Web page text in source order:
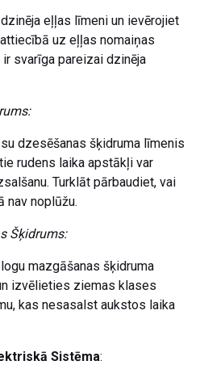
eļļas līmeni un ievērojiet
uz eļļas nomaiņas
svarīga pareizai dzinēja
dzesēšanas šķidruma līmenis
rudens laika apstākļi var
Turklāt pārbaudiet, vai
nav noplūžu.
Šķidrums:
mazgāšanas šķidruma
izvēlieties ziemas klases
kas nesasalst aukstos laika
Sistēma: